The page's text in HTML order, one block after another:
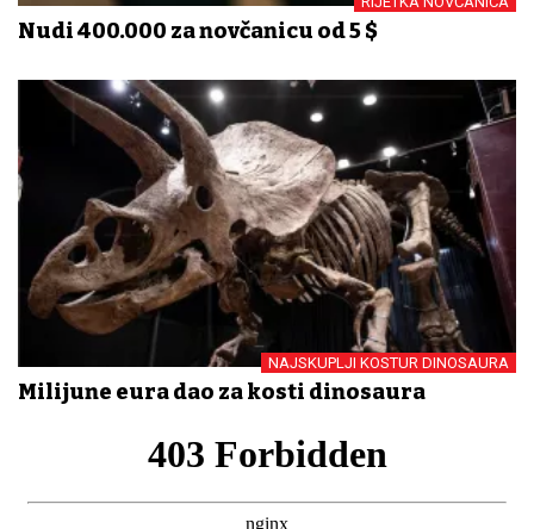
Nudi 400.000 za novčanicu od 5 $
NAJSKUPLJI KOSTUR DINOSAURA
Milijune eura dao za kosti dinosaura